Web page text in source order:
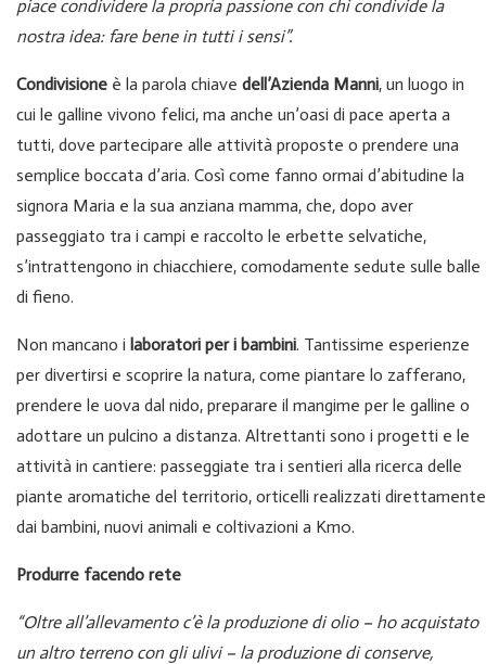
piace condividere la propria passione con chi condivide la
nostra idea: fare bene in tutti i sensi”.
Condivisione è la parola chiave dell’Azienda Manni, un luogo in
cui le galline vivono felici, ma anche un’oasi di pace aperta a
tutti, dove partecipare alle attività proposte o prendere una
semplice boccata d’aria. Così come fanno ormai d’abitudine la
signora Maria e la sua anziana mamma, che, dopo aver
passeggiato tra i campi e raccolto le erbette selvatiche,
s’intrattengono in chiacchiere, comodamente sedute sulle balle
di fieno.
Non mancano i laboratori per i bambini. Tantissime esperienze
per divertirsi e scoprire la natura, come piantare lo zafferano,
prendere le uova dal nido, preparare il mangime per le galline o
adottare un pulcino a distanza. Altrettanti sono i progetti e le
attività in cantiere: passeggiate tra i sentieri alla ricerca delle
piante aromatiche del territorio, orticelli realizzati direttamente
dai bambini, nuovi animali e coltivazioni a Km0.
Produrre facendo rete
“Oltre all’allevamento c’è la produzione di olio – ho acquistato
un altro terreno con gli ulivi – la produzione di conserve,